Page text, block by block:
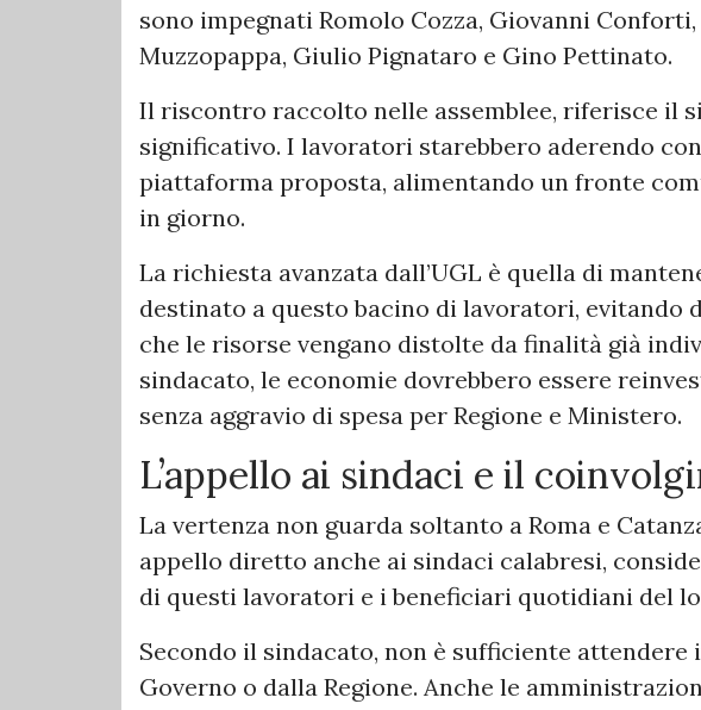
sono impegnati Romolo Cozza, Giovanni
Muzzopappa, Giulio Pignataro e Gino Pettinato.
Il riscontro raccolto nelle assemblee, riferisce il
significativo. I lavoratori starebbero aderendo
piattaforma proposta, alimentando un fronte
in giorno.
La richiesta avanzata dall’UGL è quella di
destinato a questo bacino di lavoratori, evitando
che le risorse vengano distolte da finalità già
sindacato, le economie dovrebbero essere
senza aggravio di spesa per Regione e Ministero.
L’appello ai sindaci e il
La vertenza non guarda soltanto a Roma e
appello diretto anche ai sindaci calabresi,
di questi lavoratori e i beneficiari quotidiani del
Secondo il sindacato, non è sufficiente
Governo o dalla Regione. Anche le